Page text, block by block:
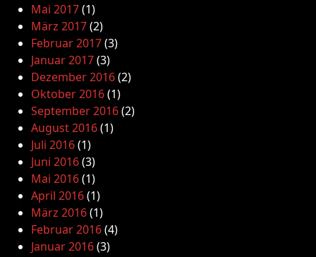
Mai 2017(1)
März 2017(2)
Februar 2017(3)
Januar 2017(3)
Dezember 2016(2)
Oktober 2016(1)
September 2016(2)
August 2016(1)
Juli 2016(1)
Juni 2016(3)
Mai 2016(1)
April 2016(1)
März 2016(1)
Februar 2016(4)
Januar 2016(3)